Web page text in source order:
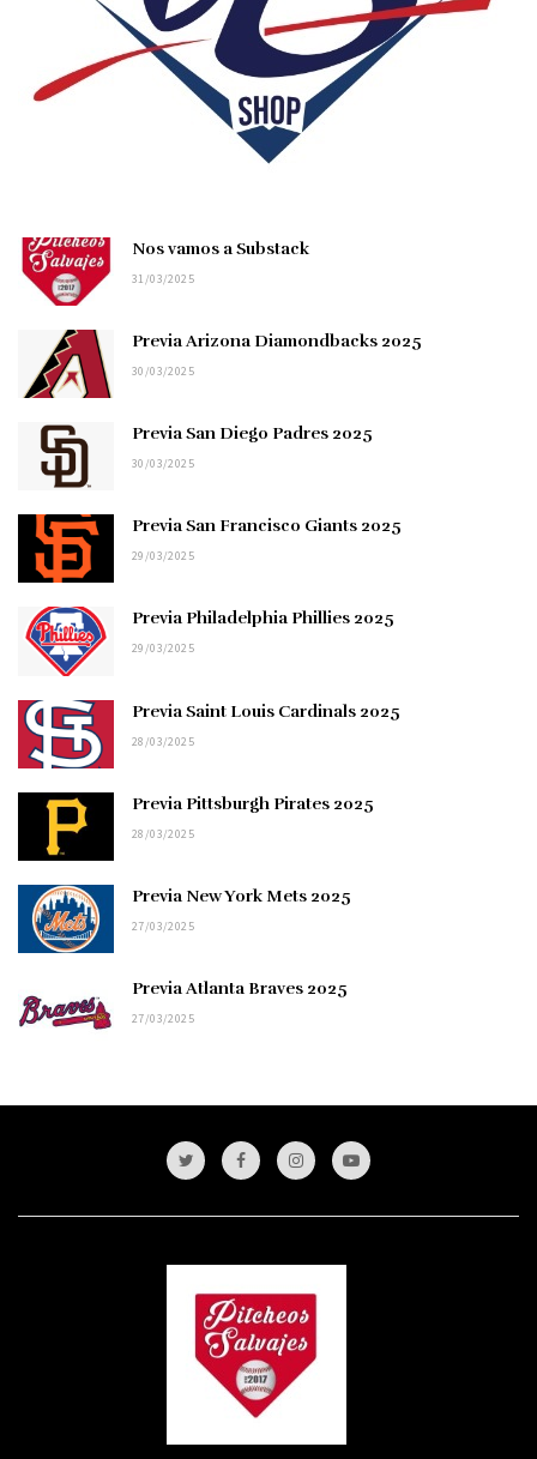
Nos vamos a Substack
31/03/2025
Previa Arizona Diamondbacks 2025
30/03/2025
Previa San Diego Padres 2025
30/03/2025
Previa San Francisco Giants 2025
29/03/2025
Previa Philadelphia Phillies 2025
29/03/2025
Previa Saint Louis Cardinals 2025
28/03/2025
Previa Pittsburgh Pirates 2025
28/03/2025
Previa New York Mets 2025
27/03/2025
Previa Atlanta Braves 2025
27/03/2025